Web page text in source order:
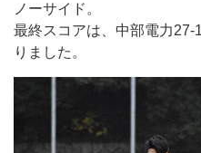
ノーサイド。
最終スコアは、中部電力
りました。